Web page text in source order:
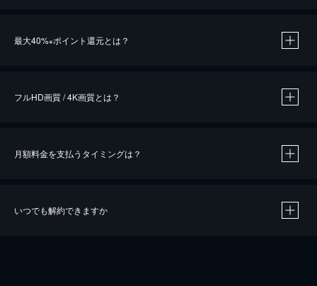
最大40%※ポイント還元とは？
※40％ポイント還元の対象は、クレジットカード決済による作品の購入 / レンタルです。
iOSアプリのUコイン決済による作品の購入 / レンタルは、20％のポイント還元です。
フルHD画質 / 4K画質とは？
月額料金を支払うタイミングは？
いつでも解約できますか